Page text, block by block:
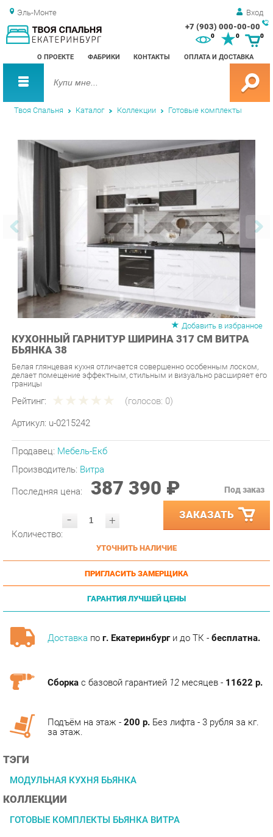
Эль-Монте Вход
+7 (903) 000-00-00
О ПРОЕКТЕ ФАБРИКИ КОНТАКТЫ ОПЛАТА И ДОСТАВКА
0 0
Твоя Спальня Каталог Коллекции Готовые комплекты
Добавить в избранное
КУХОННЫЙ ГАРНИТУР ШИРИНА 317 СМ ВИТРА
БЬЯНКА 38
Белая глянцевая кухня отличается совершенно особенным лоском,
границы
Рейтинг:
Артикул: u-0215242
Производитель:Витра
Последняя цена: 387 390 ₽
- ЗАКАЗАТЬ
УТОЧНИТЬ НАЛИЧИЕ
ПРИГЛАСИТЬ ЗАМЕРЩИКА
ГАРАНТИЯ ЛУЧШЕЙ ЦЕНЫ
Доставкапог. Екатеринбурги до ТК -бесплатна.
ТЭГИ
ГОТОВЫЕ КОМПЛЕКТЫ БЬЯНКА ВИТРА
ОПИСАНИЕ